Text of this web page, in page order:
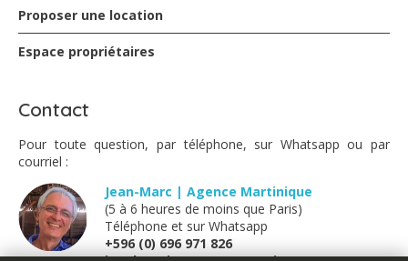
Proposer une location
Espace propriétaires
Contact
Pour toute question, par téléphone, sur Whatsapp ou par
courriel :
Jean-Marc | Agence Martinique
(5 à 6 heures de moins que Paris)
Téléphone et sur Whatsapp
+596 (0) 696 971 826